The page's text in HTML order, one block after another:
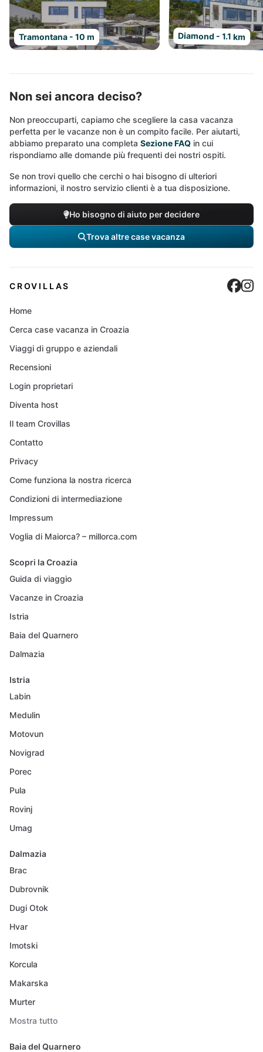
Tramontana - 10 m Diamond - 1.1 km
Non sei ancora deciso?
Non preoccuparti, capiamo che scegliere la casa vacanza
perfetta per le vacanze non è un compito facile. Per aiutarti,
abbiamo preparato una completa Sezione FAQ in cui
rispondiamo alle domande più frequenti dei nostri ospiti.
Se non trovi quello che cerchi o hai bisogno di ulteriori
informazioni, il nostro servizio clienti è a tua disposizione.
Ho bisogno di aiuto per decidere
Trova altre case vacanza
CROVILLAS
Home
Cerca case vacanza in Croazia
Viaggi di gruppo e aziendali
Recensioni
Login proprietari
Diventa host
Il team Crovillas
Contatto
Privacy
Come funziona la nostra ricerca
Condizioni di intermediazione
Impressum
Voglia di Maiorca? – millorca.com
Scopri la Croazia
Guida di viaggio
Vacanze in Croazia
Istria
Baia del Quarnero
Dalmazia
Istria
Labin
Medulin
Motovun
Novigrad
Porec
Pula
Rovinj
Umag
Dalmazia
Brac
Dubrovnik
Dugi Otok
Hvar
Imotski
Korcula
Makarska
Murter
Mostra tutto
Baia del Quarnero